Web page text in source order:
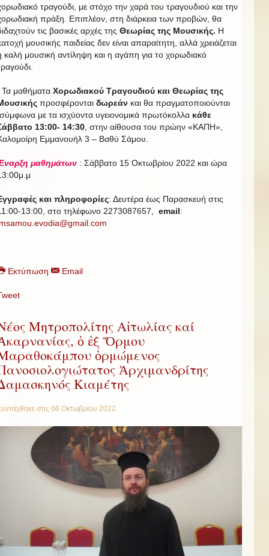
τραγούδι, με στόχο την χαρά του τραγουδιού και την
πράξη. Επιπλέον, στη διάρκεια των προβών, θα
τις βασικές αρχές της Θεωρίας της Μουσικής. Η
μουσικής παιδείας δεν είναι απαραίτητη, αλλά χρειάζεται
καλή μουσική αντίληψη και η αγάπη για το χορωδιακό
μαθήματα Χορωδιακού Τραγουδιού και Θεωρίας της
προσφέρονται δωρεάν και θα πραγματοποιούνται
με τα ισχύοντα υγειονομικά πρωτόκολλα κάθε
13:00- 14:30 , στην αίθουσα του πρώην «ΚΑΠΗ»,
Εμμανουήλ 3 – Βαθύ Σάμου.
μαθημάτων : Σάββατο 15 Οκτωβρίου 2022 και ώρα
και πληροφορίες: Δευτέρα έως Παρασκευή στις
13:00, στο τηλέφωνο 2273087657, email:
Εκτύπωση Email
Μητροπολίτης Αἰτωλίας καί
ὁ ἐξ Ὅρμου
ὁρμώμενος
Ἀρχιμανδρίτης
Κιαμέτης
στις 06 Οκτωβρίου 2022.